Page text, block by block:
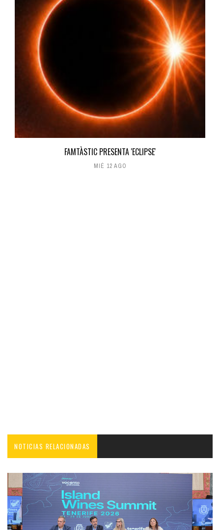
FAMTÀSTIC PRESENTA 'ECLIPSE'
MIÉ 12 AGO
NOTICIAS RELACIONADAS